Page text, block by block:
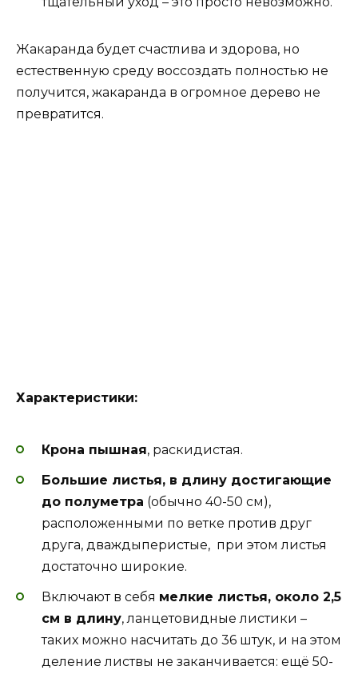
Жакаранда будет счастлива и здорова, но
естественную среду воссоздать полностью не
получится, жакаранда в огромное дерево не
превратится.
Характеристики:
Крона пышная, раскидистая.
Большие листья, в длину достигающие
до полуметра (обычно 40-50 см),
расположенными по ветке против друг
друга, дваждыперистые, при этом листья
достаточно широкие.
Включают в себя мелкие листья, около 2,5
см в длину, ланцетовидные листики –
таких можно насчитать до 36 штук, и на этом
деление листвы не заканчивается: ещё 50-